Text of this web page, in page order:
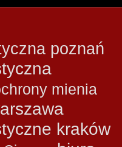
poznań
mienia
kraków